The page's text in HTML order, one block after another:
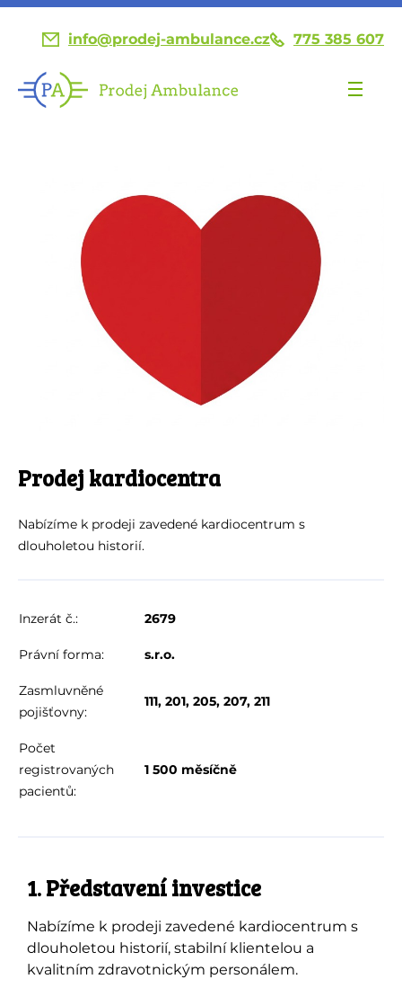
info@prodej-ambulance.cz 775 385 607
Prodej kardiocentra
Nabízíme k prodeji zavedené kardiocentrum s
dlouholetou historií.
Inzerát č.: 2679
Právní forma: s.r.o.
Zasmluvněné
pojišťovny:
111, 201, 205, 207, 211
Počet
registrovaných
pacientů:
1 500 měsíčně
1. Představení investice
Nabízíme k prodeji zavedené kardiocentrum s
dlouholetou historií, stabilní klientelou a
kvalitním zdravotnickým personálem.